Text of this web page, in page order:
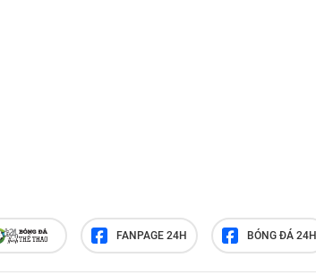
FANPAGE 24H BÓNG ĐÁ 24H